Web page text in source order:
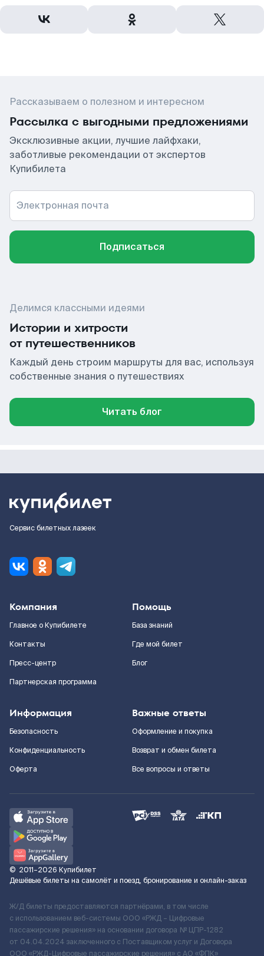
Рассказываем о полезном и интересном
Рассылка с выгодными предложениями
Эксклюзивные акции, лучшие лайфхаки,
заботливые рекомендации от экспертов
Купибилета
Электронная почта
Подписаться
Делимся классными идеями
Истории и хитрости
от путешественников
Каждый день строим маршруты для вас, используя
собственные знания о путешествиях
Читать блог
Сервис билетных лазеек
Компания
Главное о Купибилете
Контакты
Пресс-центр
Партнерская программа
Помощь
База знаний
Где мой билет
Блог
Информация
Безопасность
Конфиденциальность
Оферта
Важные ответы
Оформление и покупка
Возврат и обмен билета
Все вопросы и ответы
© 2011–2026 Купибилет
Дешёвые билеты на самолёт и поезд, бронирование и онлайн-заказ
Ж/Д билеты предоставляются партнёрами, в том числе
с использованием веб-системы ООО «РЖД – Цифровые
пассажирские решения» на основании договора № ЦПР-1282
от 04.04.2024 заключенного с Поставщиком услуг и Договора
ООО «РЖД-Цифровые пассажирские решения» c АО «ФПК»